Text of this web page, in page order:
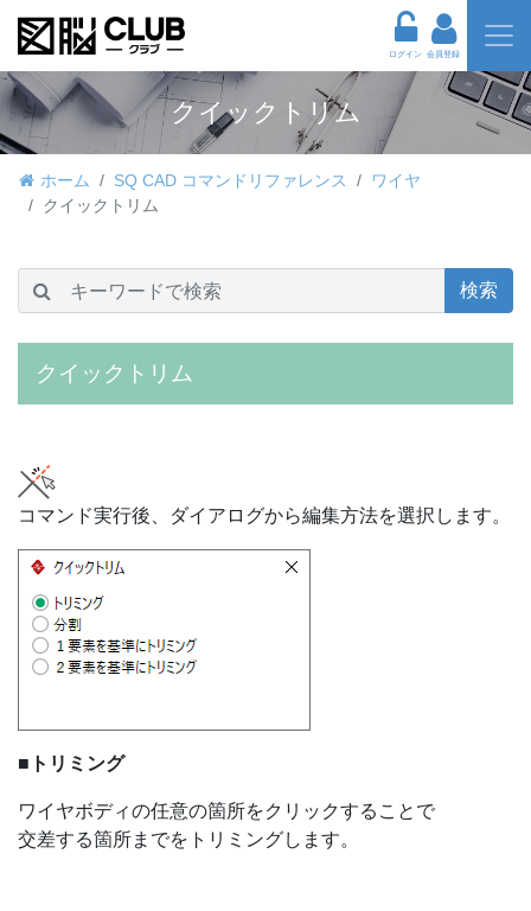
ログイン 会員登録
クイックトリム
ホーム SQ CAD コマンドリファレンス
ワイヤ
クイックトリム
検索
クイックトリム
コマンド実行後、ダイアログから編集方法を選択します。
■トリミング
ワイヤボディの任意の箇所をクリックすることで
交差する箇所までをトリミングします。